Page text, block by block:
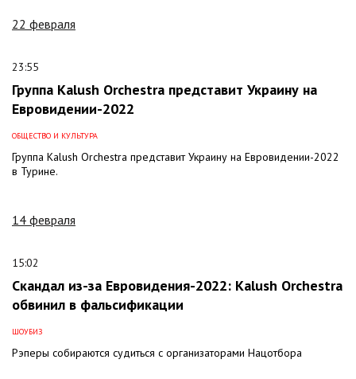
22 февраля
23:55
Группа Kalush Orchestra представит Украину на
Евровидении-2022
ОБЩЕСТВО И КУЛЬТУРА
Группа Kalush Orchestra представит Украину на Евровидении-2022
в Турине.
14 февраля
15:02
Скандал из-за Евровидения-2022: Kalush Orchestra
обвинил в фальсификации
ШОУБИЗ
Рэперы собираются судиться с организаторами Нацотбора